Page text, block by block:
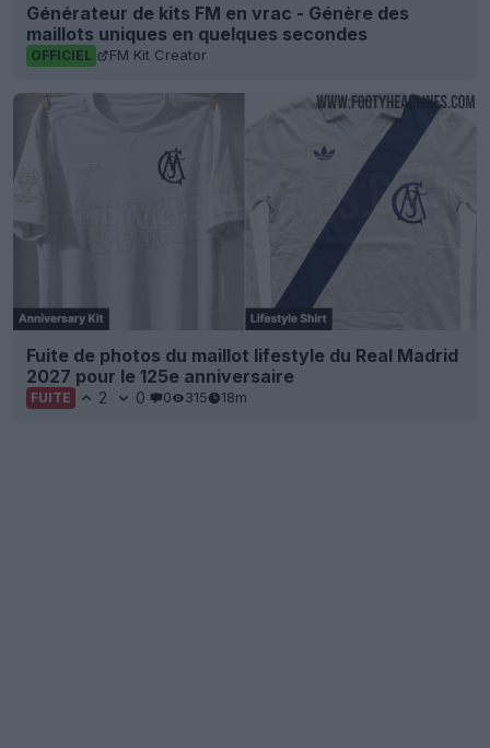
Générateur de kits FM en vrac - Génère des
maillots uniques en quelques secondes
OFFICIEL FM Kit Creator
Fuite de photos du maillot lifestyle du Real Madrid
2027 pour le 125e anniversaire
FUITE 2 0 0 315 18m